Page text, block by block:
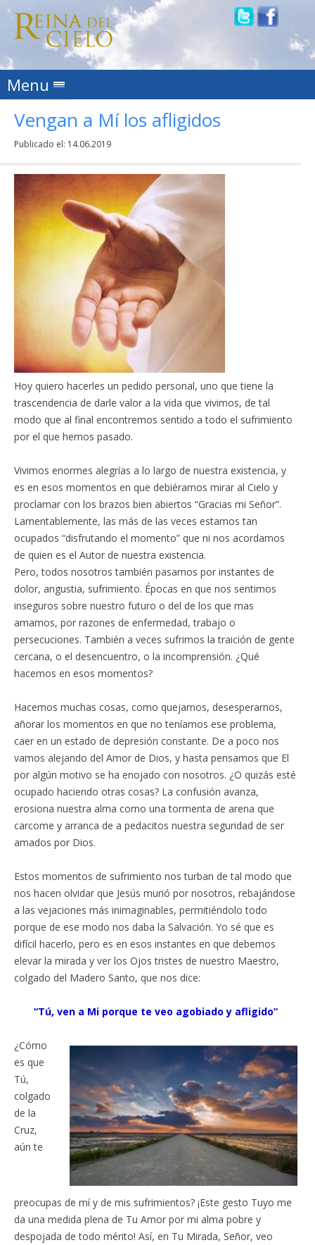
Menu Skip to content
Vengan a Mí los afligidos
Publicado el: 14.06.2019
Hoy quiero hacerles un pedido personal, uno que tiene la
trascendencia de darle valor a la vida que vivimos, de tal
modo que al final encontremos sentido a todo el sufrimiento
por el que hemos pasado.
Vivimos enormes alegrías a lo largo de nuestra existencia, y
es en esos momentos en que debiéramos mirar al Cielo y
proclamar con los brazos bien abiertos “Gracias mi Señor”.
Lamentablemente, las más de las veces estamos tan
ocupados “disfrutando el momento” que ni nos acordamos
de quien es el Autor de nuestra existencia.
Pero, todos nosotros también pasamos por instantes de
dolor, angustia, sufrimiento. Épocas en que nos sentimos
inseguros sobre nuestro futuro o del de los que mas
amamos, por razones de enfermedad, trabajo o
persecuciones. También a veces sufrimos la traición de gente
cercana, o el desencuentro, o la incomprensión. ¿Qué
hacemos en esos momentos?
Hacemos muchas cosas, como quejarnos, desesperarnos,
añorar los momentos en que no teníamos ese problema,
caer en un estado de depresión constante. De a poco nos
vamos alejando del Amor de Dios, y hasta pensamos que El
por algún motivo se ha enojado con nosotros. ¿O quizás esté
ocupado haciendo otras cosas? La confusión avanza,
erosiona nuestra alma como una tormenta de arena que
carcome y arranca de a pedacitos nuestra seguridad de ser
amados por Dios.
Estos momentos de sufrimiento nos turban de tal modo que
nos hacen olvidar que Jesús murió por nosotros, rebajándose
a las vejaciones más inimaginables, permitiéndolo todo
porque de ese modo nos daba la Salvación. Yo sé que es
difícil hacerlo, pero es en esos instantes en que debemos
elevar la mirada y ver los Ojos tristes de nuestro Maestro,
colgado del Madero Santo, que nos dice:
“Tú, ven a Mi porque te veo agobiado y afligido”
¿Cómo
es que
Tú,
colgado
de la
Cruz,
aún te
preocupas de mí y de mis sufrimientos? ¡Este gesto Tuyo me
da una medida plena de Tu Amor por mi alma pobre y
despojada de todo mérito! Así, en Tu Mirada, Señor, veo